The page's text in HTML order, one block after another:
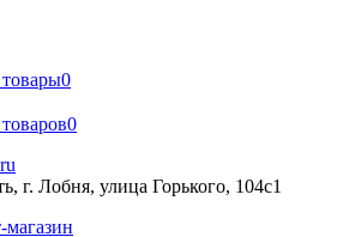
0
0
г. Лобня, улица Горького, 104с1